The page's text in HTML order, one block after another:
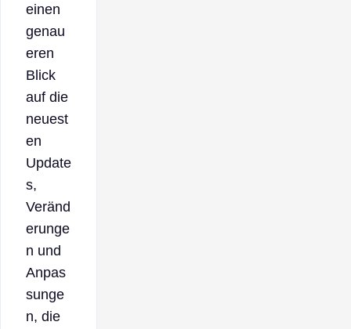
einen
genau
eren
Blick
auf die
neuest
en
Update
s,
Veränd
erunge
n und
Anpas
sunge
n, die